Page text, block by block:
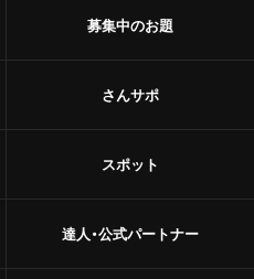
募集中のお題
さんサポ
スポット
達人・公式パートナー